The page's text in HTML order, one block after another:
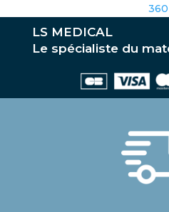
360
LS MEDICAL
Le spécialiste du